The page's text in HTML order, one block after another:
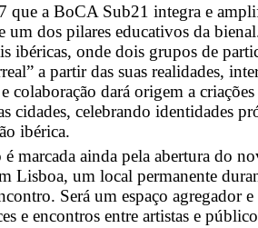
que a BoCA Sub21 integra e
um dos pilares educativos da
ibéricas, onde dois grupos de
a partir das suas realidades,
colaboração dará origem a
cidades, celebrando identidades
ibérica.
é marcada ainda pela abertura do
Lisboa, um local permanente
Será um espaço agregador
e encontros entre artistas e